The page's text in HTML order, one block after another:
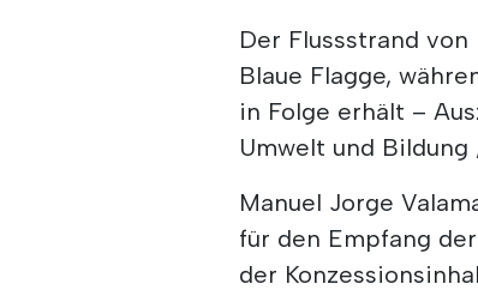
Der Flussstrand
Blaue Flagge,
in Folge erhält –
Umwelt und Bildung
Manuel Jorge
für den Empfang
der